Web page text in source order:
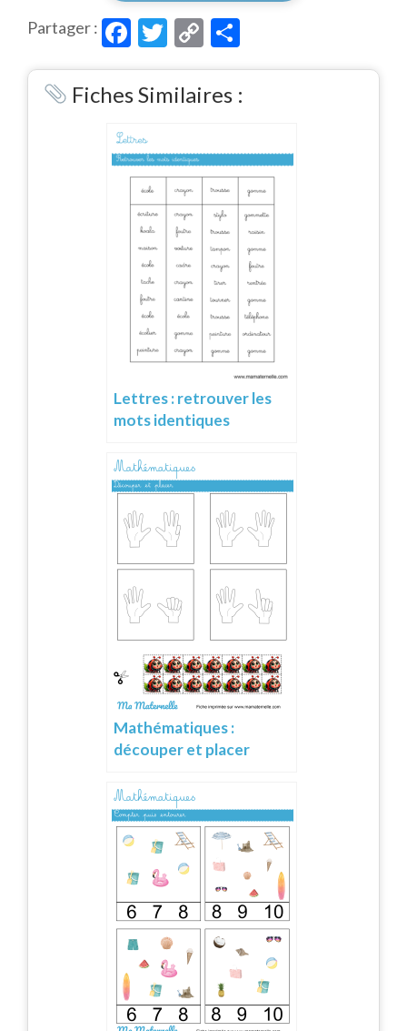
Partager : Facebook
Twitter
Copy
Link
Fiches Similaires :
Lettres : retrouver les
mots identiques
Mathématiques :
découper et placer